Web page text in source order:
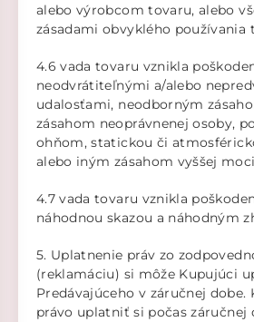
alebo výrobcom tovaru, alebo
zásadami obvyklého používania
4.6 vada tovaru vznikla
neodvrátiteľnými a/alebo
udalosťami, neodborným
zásahom neoprávnenej osoby,
ohňom, statickou či
alebo iným zásahom vyššej
4.7 vada tovaru vznikla
náhodnou skazou a náhodným
5. Uplatnenie práv zo
(reklamáciu) si môže Kupujúci
Predávajúceho v záručnej dobe.
právo uplatniť si počas záručnej